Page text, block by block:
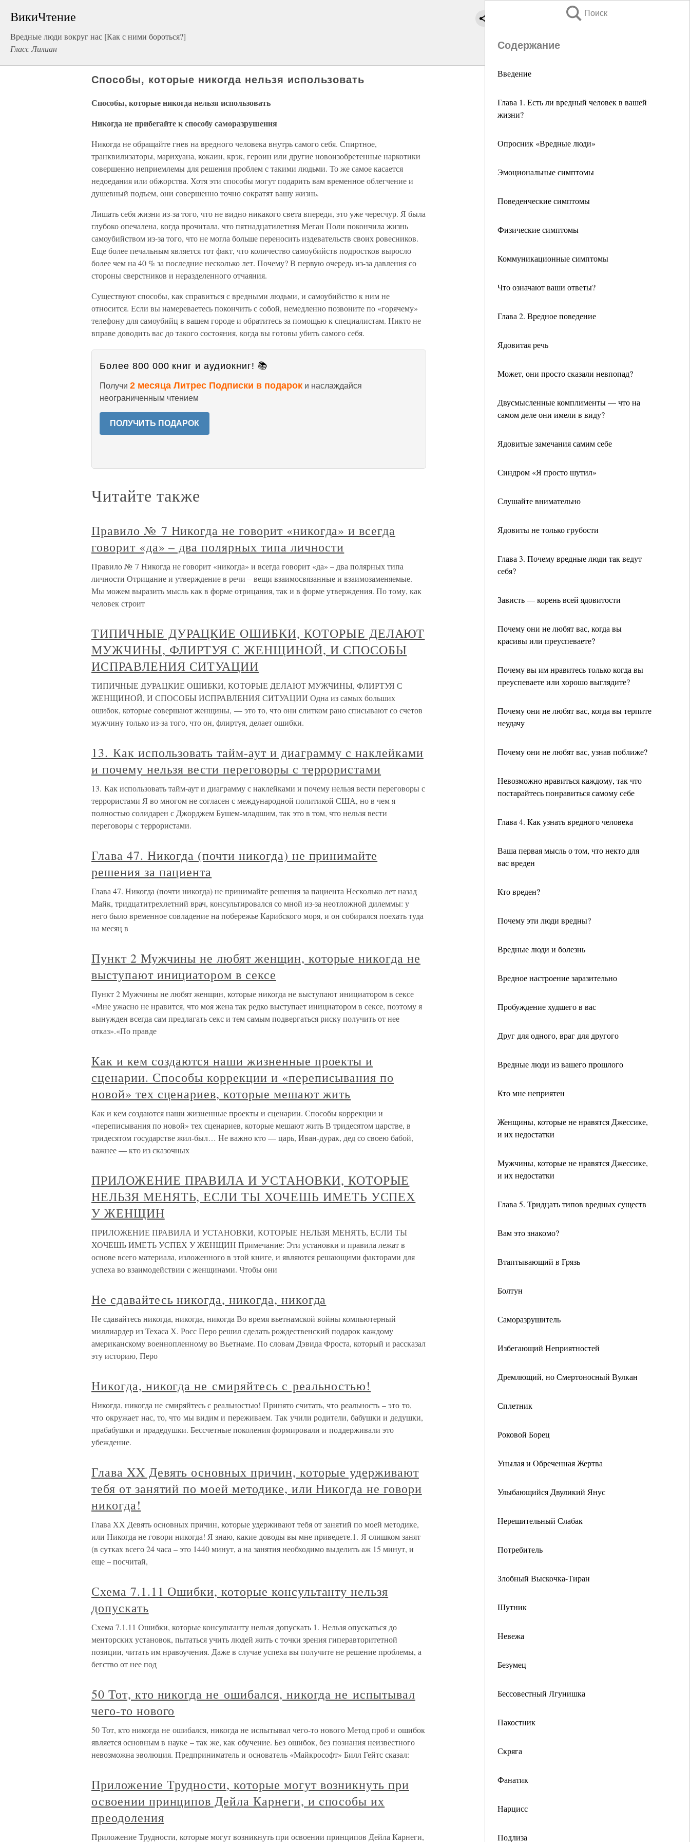
ВикиЧтение
Вредные люди вокруг нас [Как с ними бороться?]
Гласс Лилиан
Поиск
Содержание
Введение
Глава 1. Есть ли вредный человек в вашей
жизни?
Опросник «Вредные люди»
Эмоциональные симптомы
Поведенческие симптомы
Физические симптомы
Коммуникационные симптомы
Что означают ваши ответы?
Глава 2. Вредное поведение
Ядовитая речь
Может, они просто сказали невпопад?
Двусмысленные комплименты — что на
самом деле они имели в виду?
Ядовитые замечания самим себе
Синдром «Я просто шутил»
Слушайте внимательно
Ядовиты не только грубости
Глава 3. Почему вредные люди так ведут
себя?
Зависть — корень всей ядовитости
Почему они не любят вас, когда вы
красивы или преуспеваете?
Почему вы им нравитесь только когда вы
преуспеваете или хорошо выглядите?
Почему они не любят вас, когда вы терпите
неудачу
Почему они не любят вас, узнав поближе?
Невозможно нравиться каждому, так что
постарайтесь понравиться самому себе
Глава 4. Как узнать вредного человека
Ваша первая мысль о том, что некто для
вас вреден
Кто вреден?
Почему эти люди вредны?
Вредные люди и болезнь
Вредное настроение заразительно
Пробуждение худшего в вас
Друг для одного, враг для другого
Вредные люди из вашего прошлого
Кто мне неприятен
Женщины, которые не нравятся Джессике,
и их недостатки
Мужчины, которые не нравятся Джессике,
и их недостатки
Глава 5. Тридцать типов вредных существ
Вам это знакомо?
Втаптывающий в Грязь
Болтун
Саморазрушитель
Избегающий Неприятностей
Дремлющий, но Смертоносный Вулкан
Сплетник
Роковой Борец
Унылая и Обреченная Жертва
Улыбающийся Двуликий Янус
Нерешительный Слабак
Потребитель
Злобный Выскочка-Тиран
Шутник
Невежа
Безумец
Бессовестный Лгунишка
Пакостник
Скряга
Фанатик
Нарцисс
Подлиза
Способы, которые никогда нельзя использовать
Способы, которые никогда нельзя использовать
Никогда не прибегайте к способу саморазрушения
Никогда не обращайте гнев на вредного человека внутрь са­мого себя. Спиртное,
транквилизаторы, марихуана, кока­ин, крэк, героин или другие новоизобретенные наркотики
совершенно неприемлемы для решения проблем с такими людьми. То же самое касается
недоедания или обжорства. Хотя эти способы могут подарить вам временное облегче­ние и
душевный подъем, они совершенно точно сократят вашу жизнь.
Лишать себя жизни из-за того, что не видно никакого света впереди, это уже чересчур. Я была
глубоко опечалена, когда прочитала, что пятнадцатилетняя Меган Поли по­кончила жизнь
самоубийством из-за того, что не могла больше переносить издевательств своих ровесников.
Еще более печальным является тот факт, что количество само­убийств подростков выросло
более чем на 40 % за последние несколько лет. Почему? В первую очередь из-за давления со
стороны сверстников и неразделенного отчаяния.
Существуют способы, как справиться с вредными людьми, и самоубийство к ним не
относится. Если вы намеревае­тесь покончить с собой, немедленно позвоните по «горяче­му»
телефону для самоубийц в вашем городе и обратитесь за помощью к специалистам. Никто не
вправе доводить вас до такого состояния, когда вы готовы убить самого себя.
Более 800 000 книг и аудиокниг! 📚
Получи 2 месяца Литрес Подписки в подарок и наслаждайся
неограниченным чтением
ПОЛУЧИТЬ ПОДАРОК
Читайте также
Правило № 7 Никогда не говорит «никогда» и всегда
говорит «да» – два полярных типа личности
Правило № 7 Никогда не говорит «никогда» и всегда говорит «да» – два полярных типа
личности Отрицание и утверждение в речи – вещи взаимосвязанные и взаимозаменяемые.
Мы можем выразить мысль как в форме отрицания, так и в форме утверждения. По тому, как
человек строит
ТИПИЧНЫЕ ДУРАЦКИЕ ОШИБКИ, КОТОРЫЕ ДЕЛАЮТ
МУЖЧИНЫ, ФЛИРТУЯ С ЖЕНЩИНОЙ, И СПОСОБЫ
ИСПРАВЛЕНИЯ СИТУАЦИИ
ТИПИЧНЫЕ ДУРАЦКИЕ ОШИБКИ, КОТОРЫЕ ДЕЛАЮТ МУЖЧИНЫ, ФЛИРТУЯ С
ЖЕНЩИНОЙ, И СПОСОБЫ ИСПРАВЛЕНИЯ СИТУАЦИИ Одна из самых больших
ошибок, которые совершают женщины, — это то, что они слитком рано списывают со счетов
мужчину только из-за того, что он, флиртуя, делает ошибки.
13. Как использовать тайм-аут и диаграмму с наклейками
и почему нельзя вести переговоры с террористами
13. Как использовать тайм-аут и диаграмму с наклейками и почему нельзя вести переговоры с
террористами Я во многом не согласен с международной политикой США, но в чем я
полностью солидарен с Джорджем Бушем-младшим, так это в том, что нельзя вести
переговоры с террористами.
Глава 47. Никогда (почти никогда) не принимайте
решения за пациента
Глава 47. Никогда (почти никогда) не принимайте решения за пациента Несколько лет назад
Майк, тридцатитрехлетний врач, консультировался со мной из-за неотложной дилеммы: у
него было временное совладение на побережье Карибского моря, и он собирался поехать туда
на месяц в
Пункт 2 Мужчины не любят женщин, которые никогда не
выступают инициатором в сексе
Пункт 2 Мужчины не любят женщин, которые никогда не выступают инициатором в сексе
«Мне ужасно не нравится, что моя жена так редко выступает инициатором в сексе, поэтому я
вынужден всегда сам предлагать секс и тем самым подвергаться риску получить от нее
отказ».«По правде
Как и кем создаются наши жизненные проекты и
сценарии. Способы коррекции и «переписывания по
новой» тех сценариев, которые мешают жить
Как и кем создаются наши жизненные проекты и сценарии. Способы коррекции и
«переписывания по новой» тех сценариев, которые мешают жить В тридесятом царстве, в
тридесятом государстве жил-был… Не важно кто — царь, Иван-дурак, дед со своею бабой,
важнее — кто из сказочных
ПРИЛОЖЕНИЕ ПРАВИЛА И УСТАНОВКИ, КОТОРЫЕ
НЕЛЬЗЯ МЕНЯТЬ, ЕСЛИ ТЫ ХОЧЕШЬ ИМЕТЬ УСПЕХ
У ЖЕНЩИН
ПРИЛОЖЕНИЕ ПРАВИЛА И УСТАНОВКИ, КОТОРЫЕ НЕЛЬЗЯ МЕНЯТЬ, ЕСЛИ ТЫ
ХОЧЕШЬ ИМЕТЬ УСПЕХ У ЖЕНЩИН Примечание: Эти установки и правила лежат в
основе всего материала, изложенного в этой книге, и являются решающими факторами для
успеха во взаимодействии с женщинами. Чтобы они
Не сдавайтесь никогда, никогда, никогда
Не сдавайтесь никогда, никогда, никогда Во время вьетнамской войны компьютерный
миллиардер из Техаса Х. Росс Перо решил сделать рождественский подарок каждому
американскому военнопленному во Вьетнаме. По словам Дэвида Фроста, который и рассказал
эту историю, Перо
Никогда, никогда не смиряйтесь с реальностью!
Никогда, никогда не смиряйтесь с реальностью! Принято считать, что реальность – это то,
что окружает нас, то, что мы видим и переживаем. Так учили родители, бабушки и дедушки,
прабабушки и прадедушки. Бессчетные поколения формировали и поддерживали это
убеждение.
Глава XX Девять основных причин, которые удерживают
тебя от занятий по моей методике, или Никогда не говори
никогда!
Глава XX Девять основных причин, которые удерживают тебя от занятий по моей методике,
или Никогда не говори никогда! Я знаю, какие доводы вы мне приведете.1. Я слишком занят
(в сутках всего 24 часа – это 1440 минут, а на занятия необходимо выделить аж 15 минут, и
еще – посчитай,
Схема 7.1.11 Ошибки, которые консультанту нельзя
допускать
Схема 7.1.11 Ошибки, которые консультанту нельзя допускать 1. Нельзя опускаться до
менторских установок, пытаться учить людей жить с точки зрения гиперавторитетной
позиции, читать им нравоучения. Даже в случае успеха вы получите не решение проблемы, а
бегство от нее под
50 Тот, кто никогда не ошибался, никогда не испытывал
чего-то нового
50 Тот, кто никогда не ошибался, никогда не испытывал чего-то нового Метод проб и ошибок
является основным в науке – так же, как обучение. Без ошибок, без познания неизвестного
невозможна эволюция. Предприниматель и основатель «Майкрософт» Билл Гейтс сказал:
Приложение Трудности, которые могут возникнуть при
освоении принципов Дейла Карнеги, и способы их
преодоления
Приложение Трудности, которые могут возникнуть при освоении принципов Дейла Карнеги,